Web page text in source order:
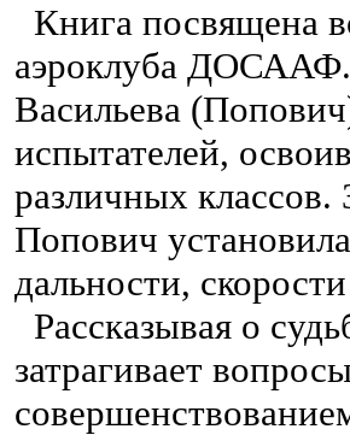
Книга посвящена
аэроклуба ДОСААФ.
Васильева
испытателей,
различных
Попович
дальности,
Рассказывая о
затрагивает